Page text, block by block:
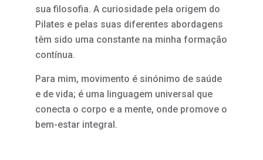
sua filosofia. A curiosidade pela origem do
Pilates e pelas suas diferentes abordagens
têm sido uma constante na minha formação
contínua.
Para mim, movimento é sinónimo de saúde
e de vida; é uma linguagem universal que
conecta o corpo e a mente, onde promove o
bem-estar integral.